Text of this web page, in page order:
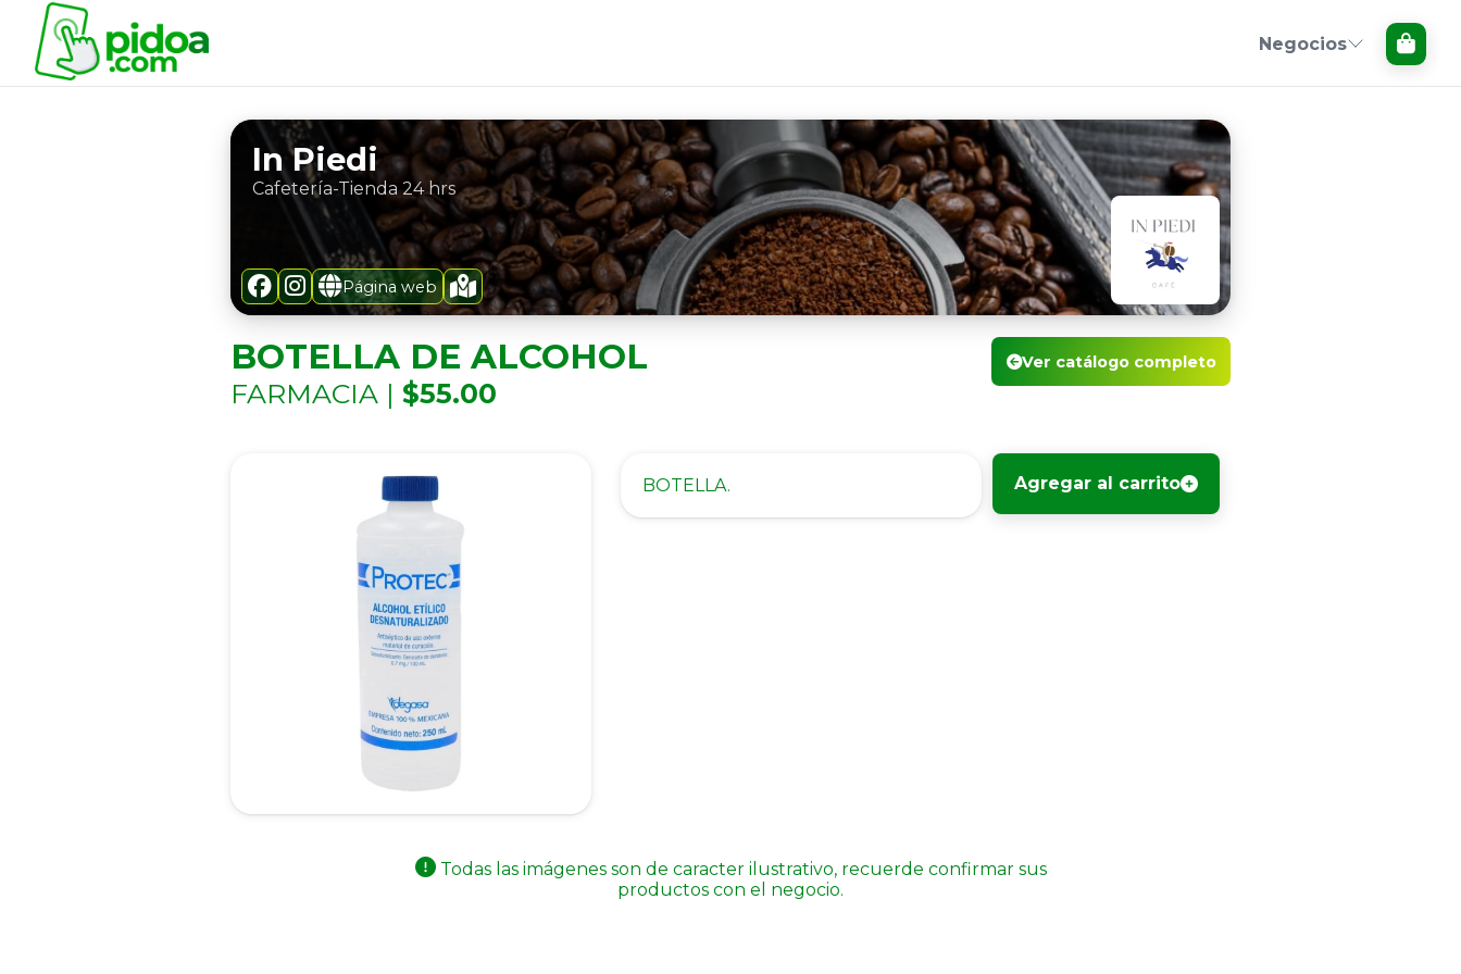
Negocios
In Piedi
Cafetería-Tienda 24 hrs
Página web
BOTELLA DE ALCOHOL
FARMACIA | $55.00
Ver catálogo completo
BOTELLA. Agregar al carrito
Todas las imágenes son de caracter ilustrativo, recuerde confirmar sus
productos con el negocio.